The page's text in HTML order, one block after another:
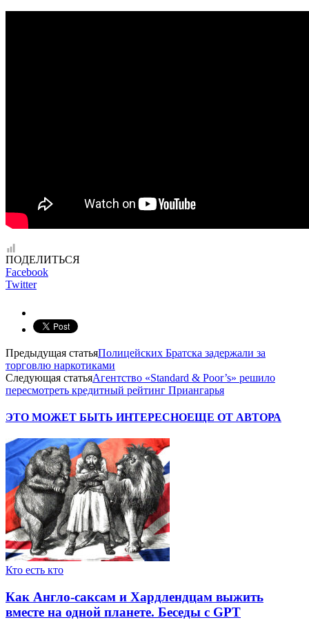
ПОДЕЛИТЬСЯ
Facebook
Twitter
Предыдущая статьяПолицейских Братска задержали за
торговлю наркотиками
Следующая статьяАгентство «Standard & Poor’s» решило
пересмотреть кредитный рейтинг Приангарья
ЭТО МОЖЕТ БЫТЬ ИНТЕРЕСНОЕЩЕ ОТ АВТОРА
Кто есть кто
Как Англо-саксам и Хардлендцам выжить
вместе на одной планете. Беседы с GPT